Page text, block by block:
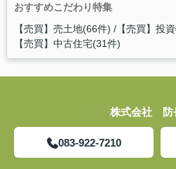
おすすめこだわり特集
【売買】売土地(66件) 【売買】投
【売買】中古住宅(31件)
株式会社 防
083-922-7210